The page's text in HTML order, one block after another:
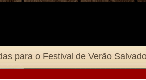
para o Festival de Verão